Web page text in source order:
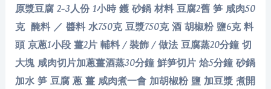
原漿豆腐 2-3人份 1小時 鑊 砂鍋 材料 豆腐2舊 笋 咸肉50
克 醃料 ／ 醬料 水750克 豆漿750克 酒 胡椒粉 鹽6克 料
頭 京蔥1小段 薑2片 輔料 / 裝飾 / 做法 豆腐蒸20分鐘 切
大塊 咸肉切片加蔥薑酒蒸30分鐘 鮮笋切片 烚5分鐘 砂鍋
加水 笋 豆腐 蔥 薑 咸肉煮一會 加胡椒粉 鹽 加豆漿 煮開